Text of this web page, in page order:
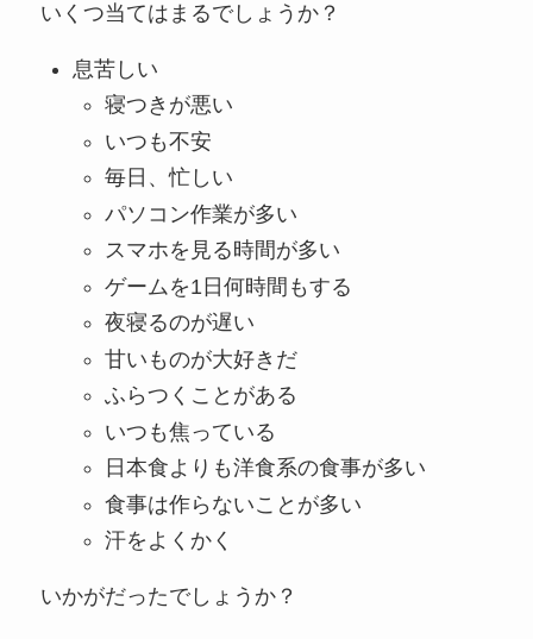
いくつ当てはまるでしょうか？
息苦しい
寝つきが悪い
いつも不安
毎日、忙しい
パソコン作業が多い
スマホを見る時間が多い
ゲームを1日何時間もする
夜寝るのが遅い
甘いものが大好きだ
ふらつくことがある
いつも焦っている
日本食よりも洋食系の食事が多い
食事は作らないことが多い
汗をよくかく
いかがだったでしょうか？